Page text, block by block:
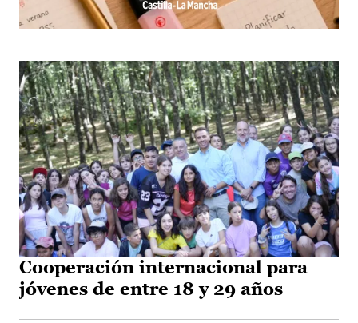
Cooperación internacional para
jóvenes de entre 18 y 29 años